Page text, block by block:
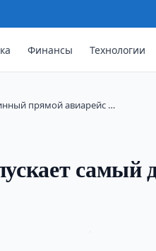
Финансы Технологии
прямой авиарейс …